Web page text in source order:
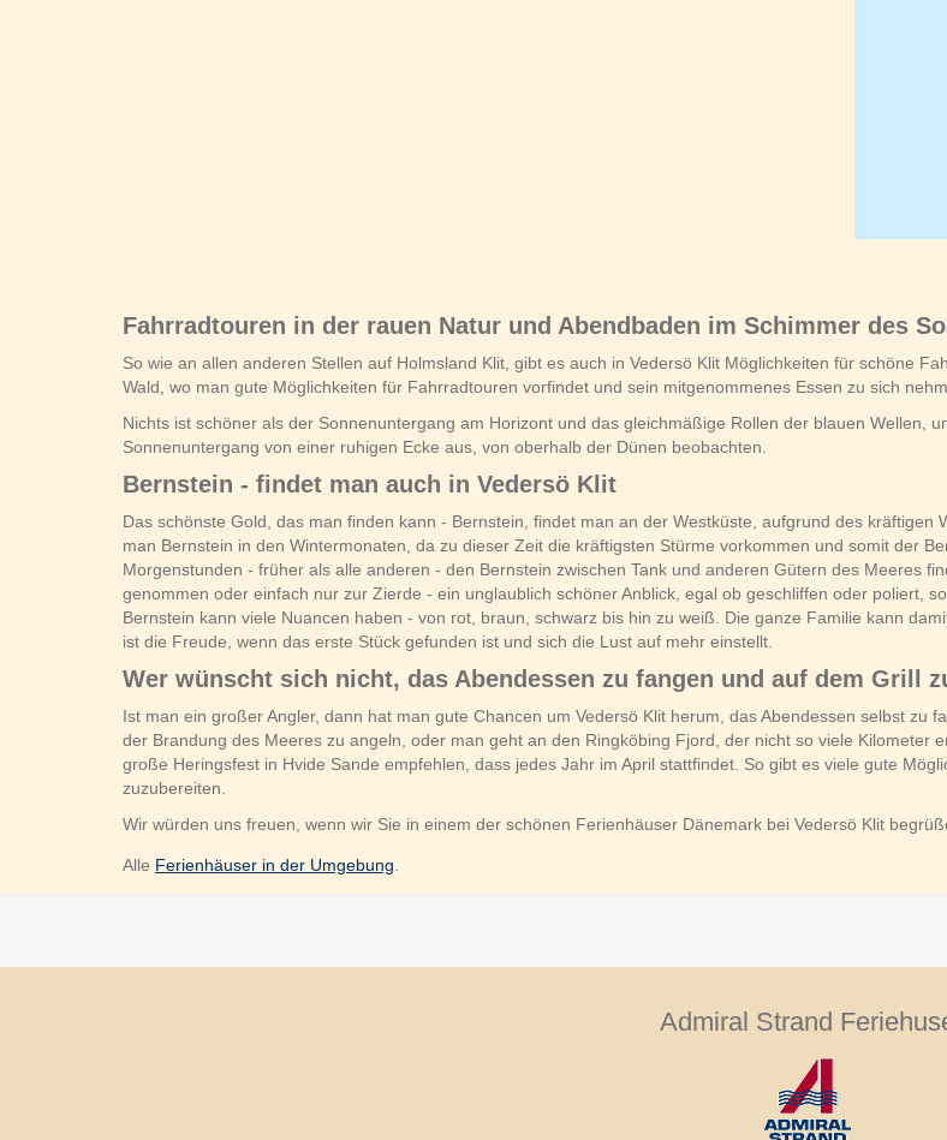
Fahrradtouren in der rauen Natur und Abendbaden im Schimmer des
So wie an allen anderen Stellen auf Holmsland Klit, gibt es auch in Vedersö Klit Möglichkeiten für schöne
Wald, wo man gute Möglichkeiten für Fahrradtouren vorfindet und sein mitgenommenes Essen zu sich
Nichts ist schöner als der Sonnenuntergang am Horizont und das gleichmäßige Rollen der blauen Wellen,
Sonnenuntergang von einer ruhigen Ecke aus, von oberhalb der Dünen beobachten.
Bernstein - findet man auch in Vedersö Klit
Das schönste Gold, das man finden kann - Bernstein, findet man an der Westküste, aufgrund des
man Bernstein in den Wintermonaten, da zu dieser Zeit die kräftigsten Stürme vorkommen und somit der
Morgenstunden - früher als alle anderen - den Bernstein zwischen Tank und anderen Gütern des Meeres
genommen oder einfach nur zur Zierde - ein unglaublich schöner Anblick, egal ob geschliffen oder poliert,
Bernstein kann viele Nuancen haben - von rot, braun, schwarz bis hin zu weiß. Die ganze Familie kann
ist die Freude, wenn das erste Stück gefunden ist und sich die Lust auf mehr einstellt.
Wer wünscht sich nicht, das Abendessen zu fangen und auf dem Grill
Ist man ein großer Angler, dann hat man gute Chancen um Vedersö Klit herum, das Abendessen selbst zu
der Brandung des Meeres zu angeln, oder man geht an den Ringköbing Fjord, der nicht so viele Kilometer
große Heringsfest in Hvide Sande empfehlen, dass jedes Jahr im April stattfindet. So gibt es viele gute
zuzubereiten.
Wir würden uns freuen, wenn wir Sie in einem der schönen Ferienhäuser Dänemark bei Vedersö Klit
Alle Ferienhäuser in der Umgebung
Admiral Strand